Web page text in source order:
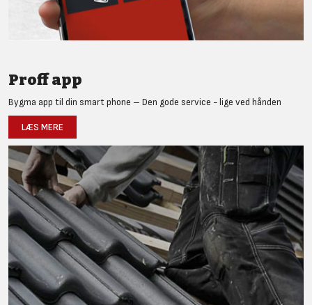
Proff app
Bygma app til din smart phone – Den gode service - lige ved hånden
LÆS MERE